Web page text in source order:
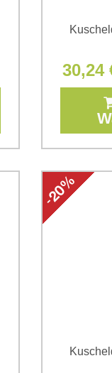
30,24